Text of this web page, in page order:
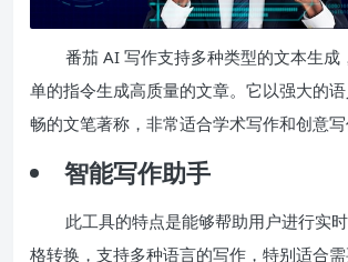
番茄 AI 写作支持多种类型的文本生成
单的指令生成高质量的文章。它以强大的
畅的文笔著称，非常适合学术写作和创意写
智能写作助手
此工具的特点是能够帮助用户进行实
格转换，支持多种语言的写作，特别适合